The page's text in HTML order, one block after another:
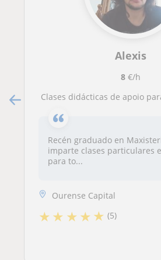
Alexis
8€/h
Clases didácticas de apoio
Recén graduado en
imparte clases particulares
para to...
Ourense Capital
★★ ★★★ (5)